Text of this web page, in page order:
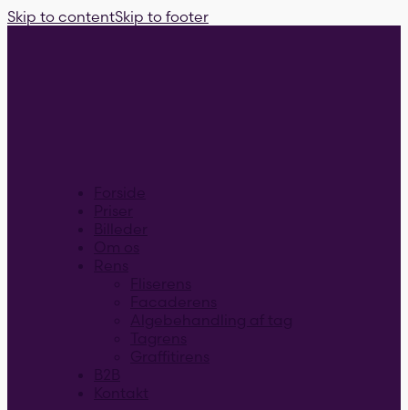
Skip to contentSkip to footer